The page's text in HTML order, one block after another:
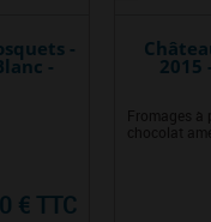
-
-
€ TTC
2015